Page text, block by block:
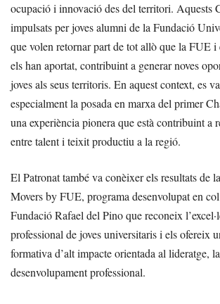
ocupació i innovació des del territori. Aquests
impulsats per joves alumni de la Fundació
que volen retornar part de tot allò que la FUE i
els han aportat, contribuint a generar noves
joves als seus territoris. En aquest context, es
especialment la posada en marxa del primer
una experiència pionera que està contribuint a
entre talent i teixit productiu a la regió.
El Patronat també va conèixer els resultats de
Movers by FUE, programa desenvolupat en
Fundació Rafael del Pino que reconeix
professional de joves universitaris i els ofereix
formativa d’alt impacte orientada al lideratge,
desenvolupament professional.